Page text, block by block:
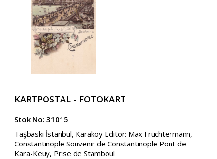
KARTPOSTAL - FOTOKART
Stok No: 31015
Taşbaskı İstanbul, Karaköy Editör: Max Fruchtermann,
Constantinople Souvenir de Constantinople Pont de
Kara-Keuy, Prise de Stamboul